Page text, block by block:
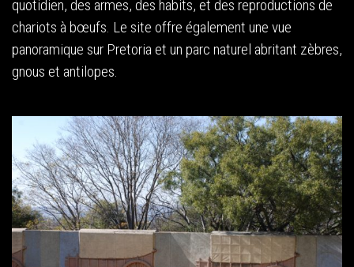
quotidien, des armes, des habits, et des reproductions de
chariots à bœufs. Le site offre également une vue
panoramique sur Pretoria et un parc naturel abritant zèbres,
gnous et antilopes.